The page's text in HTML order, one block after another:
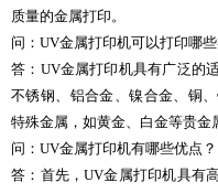
质量的金属打印。
问：UV金属打印机可以打印哪
答：UV金属打印机具有广泛的
不锈钢、铝合金、镍合金、铜
特殊金属，如黄金、白金等贵金
问：UV金属打印机有哪些优点？
答：首先，UV金属打印机具有